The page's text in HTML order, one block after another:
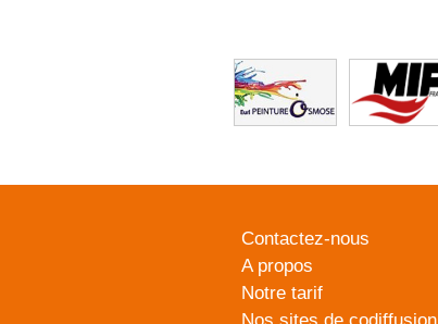
Contactez-nous
A propos
Notre tarif